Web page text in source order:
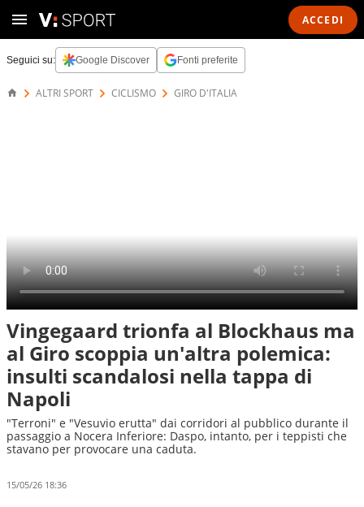
ACCEDI
Seguici su: Google Discover Fonti preferite
ALTRI SPORT CICLISMO GIRO D'ITALIA
Vingegaard trionfa al Blockhaus ma
al Giro scoppia un'altra polemica:
insulti scandalosi nella tappa di
Napoli
"Terroni" e "Vesuvio erutta" dai corridori al pubblico durante il
passaggio a Nocera Inferiore: Daspo, intanto, per i teppisti che
stavano per provocare una caduta.
15/05/26 18:36